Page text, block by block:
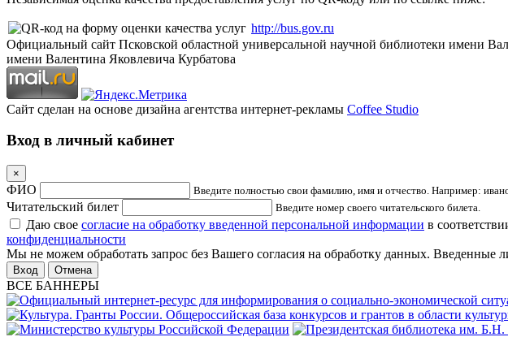
http://bus.gov.ru
Официальный сайт Псковской областной универсальной научной библиотеки имени
имени Валентина Яковлевича Курбатова
Сайт сделан на основе дизайна агентства интернет-рекламы Coffee Studio
Вход в личный кабинет
×
ФИО Введите полностью свои фамилию, имя и отчество. Например:
Читательский билет Введите номер своего читательского билета.
Даю свое согласие на обработку введенной персональной информации в
конфиденциальности
Мы не можем обработать запрос без Вашего согласия на обработку данных. Введенные
Отмена
ВСЕ БАННЕРЫ